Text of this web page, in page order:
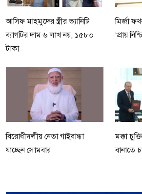
আসিফ মাহমুদের স্ত্রীর ভ্যানিটি
ব্যাগটির দাম ৬ লাখ নয়, ১৫৮০
টাকা
মির্জা
‘প্রায়
বিরোধীদলীয় নেতা গাইবান্ধা
যাচ্ছেন সোমবার
মক্কা
বানাতে